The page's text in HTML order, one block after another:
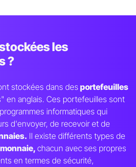
les
?
stockées dans des portefeuilles
en anglais. Ces portefeuilles sont
informatiques qui
d'envoyer, de recevoir et de
Il existe différents types de
chacun avec ses propres
en termes de sécurité,